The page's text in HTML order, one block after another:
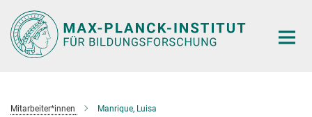
Hauptinhalt
Mitarbeiter*innen Manrique, Luisa